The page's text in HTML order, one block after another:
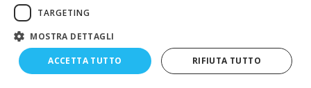
Lampade e lampioncini ad energia solare
Pannelli fotovoltaici
Pannelli fotovoltaici di piccola potenza e per usi
Pannelli fotovoltaici per impianti stand-alone -
TARGETING
MOSTRA DETTAGLI
ACCETTA TUTTO RIFIUTA TUTTO